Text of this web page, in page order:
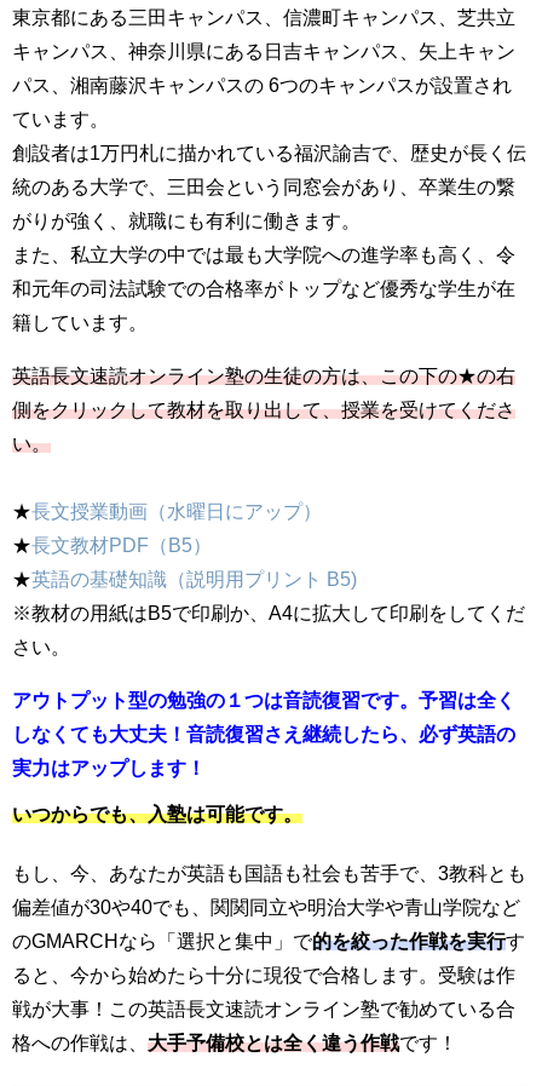
東京都にある三田キャンパス、信濃町キャンパス、芝共立
キャンパス、神奈川県にある日吉キャンパス、矢上キャン
パス、湘南藤沢キャンパスの 6つのキャンパスが設置され
ています。
創設者は1万円札に描かれている福沢諭吉で、歴史が長く伝
統のある大学で、三田会という同窓会があり、卒業生の繋
がりが強く、就職にも有利に働きます。
また、私立大学の中では最も大学院への進学率も高く、令
和元年の司法試験での合格率がトップなど優秀な学生が在
籍しています。
英語長文速読オンライン塾の生徒の方は、この下の★の右
側をクリックして教材を取り出して、授業を受けてくださ
い。
★長文授業動画（水曜日にアップ）
★長文教材PDF（B5）
★英語の基礎知識（説明用プリント B5)
※教材の用紙はB5で印刷か、A4に拡大して印刷をしてくだ
さい。
アウトプット型の勉強の１つは音読復習です。予習は全く
しなくても大丈夫！音読復習さえ継続したら、必ず英語の
実力はアップします！
いつからでも、入塾は可能です。
もし、今、あなたが英語も国語も社会も苦手で、3教科とも
偏差値が30や40でも、関関同立や明治大学や青山学院など
のGMARCHなら「選択と集中」で的を絞った作戦を実行す
ると、今から始めたら十分に現役で合格します。受験は作
戦が大事！この英語長文速読オンライン塾で勧めている合
格への作戦は、 大手予備校とは全く違う作戦です！